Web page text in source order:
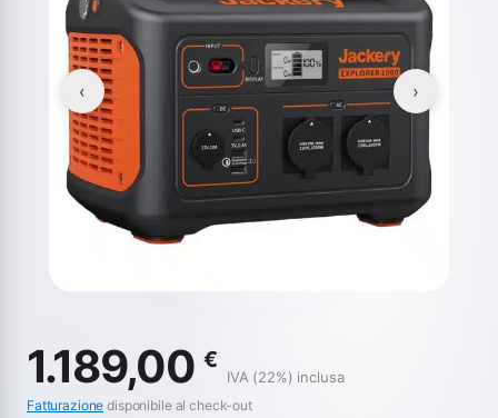
‹ ›
1.189,00 €
IVA (22%) inclusa
Fatturazione disponibile al check-out